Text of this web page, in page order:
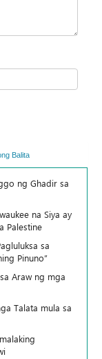
Balita
ng Ghadir sa
na Siya ay
Palestine
sa
Pinuno”
Araw ng mga
Talata mula sa